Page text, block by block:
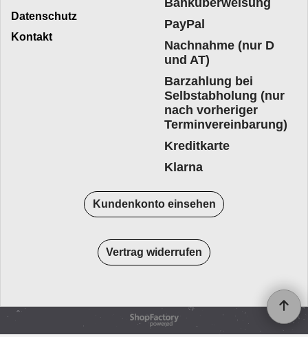
Datenschutz
Kontakt
Banküberweisung
PayPal
Nachnahme (nur D
und AT)
Barzahlung bei
Selbstabholung (nur
nach vorheriger
Terminvereinbarung)
Kreditkarte
Klarna
Kundenkonto einsehen
Vertrag widerrufen
WebShop erstellt mit
ShopFactory Shop